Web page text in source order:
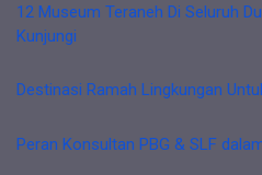
12 Museum Teraneh Di Seluruh
Kunjungi
Destinasi Ramah Lingkungan
Peran Konsultan PBG & SLF